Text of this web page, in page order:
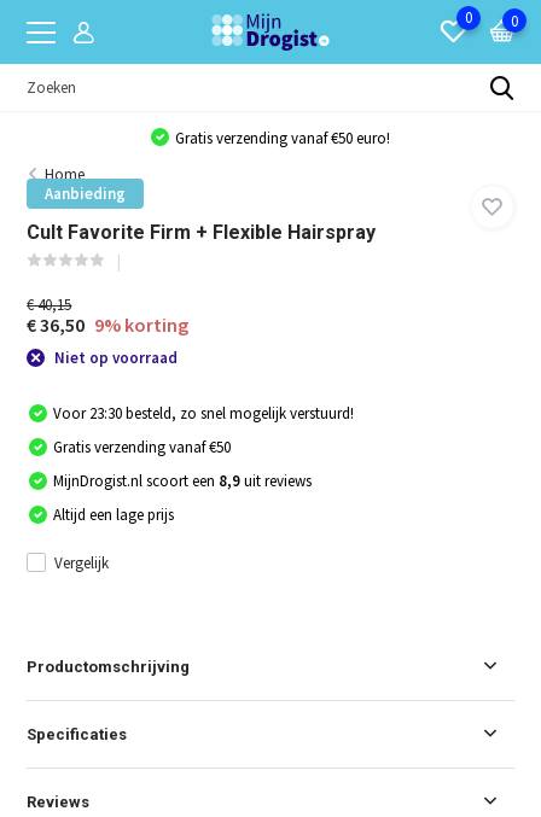
0 0
Gratis verzending vanaf €50 euro!
Home
Aanbieding
Cult Favorite Firm + Flexible Hairspray
€ 40,15
€ 36,50 9% korting
Niet op voorraad
Voor 23:30 besteld, zo snel mogelijk verstuurd!
Gratis verzending vanaf €50
MijnDrogist.nl scoort een 8,9uit reviews
Altijd een lage prijs
Vergelijk
Productomschrijving
Specificaties
Reviews